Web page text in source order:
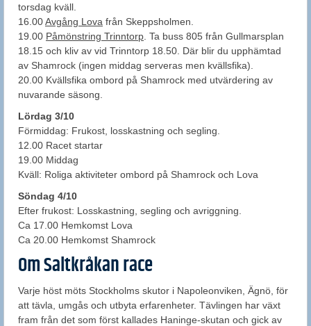
torsdag kväll.
16.00Avgång Lova från Skeppsholmen.
19.00 Påmönstring Trinntorp . Ta buss 805 från Gullmarsplan
18.15 och kliv av vid Trinntorp 18.50. Där blir du upphämtad
av Shamrock (ingen middag serveras men kvällsfika).
20.00 Kvällsfika ombord på Shamrock med utvärdering av
nuvarande säsong.
Lördag 3/10
Förmiddag: Frukost, losskastning och segling.
12.00 Racet startar
19.00 Middag
Kväll: Roliga aktiviteter ombord på Shamrock och Lova
Söndag 4/10
Efter frukost: Losskastning, segling och avriggning.
Ca 17.00 Hemkomst Lova
Ca 20.00 Hemkomst Shamrock
Om Saltkråkan race
Varje höst möts Stockholms skutor i Napoleonviken, Ägnö, för
att tävla, umgås och utbyta erfarenheter. Tävlingen har växt
fram från det som först kallades Haninge-skutan och gick av